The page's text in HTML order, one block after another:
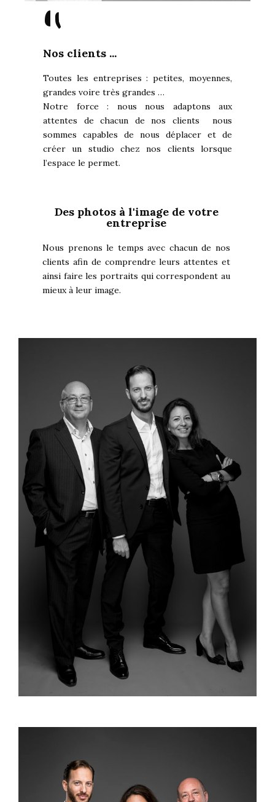
"
Nos clients ...
Toutes les entreprises : petites, moyennes,
grandes voire très grandes …
Notre force : nous nous adaptons aux
attentes de chacun de nos clients nous
sommes capables de nous déplacer et de
créer un studio chez nos clients lorsque
l’espace le permet.
Des photos à l'image de votre
entreprise
Nous prenons le temps avec chacun de nos
clients afin de comprendre leurs attentes et
ainsi faire les portraits qui correspondent au
mieux à leur image.